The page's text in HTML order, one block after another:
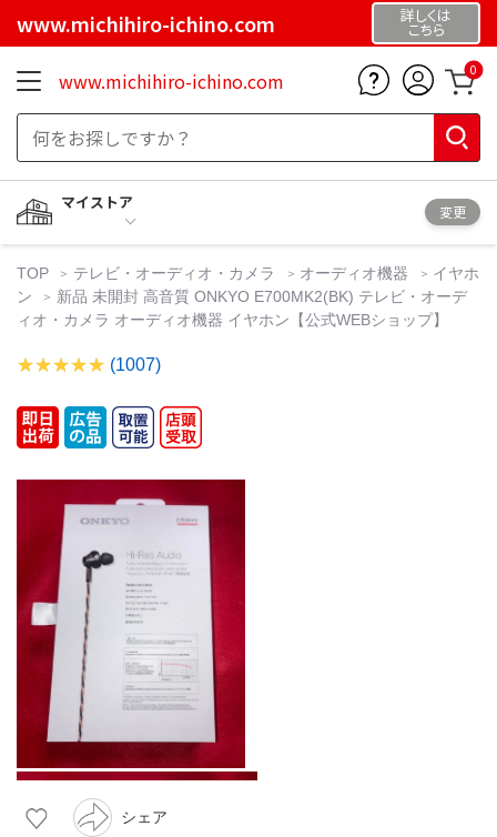
www.michihiro-ichino.com 詳しくは
こちら
www.michihiro-ichino.com 0
マイストア
変更
TOP テレビ・オーディオ・カメラ オーディオ機器
イヤホ
ン
新品 未開封 高音質 ONKYO E700MK2(BK) テレビ・オーデ
ィオ・カメラ オーディオ機器 イヤホン【公式WEBショップ】
(1007)
シェア